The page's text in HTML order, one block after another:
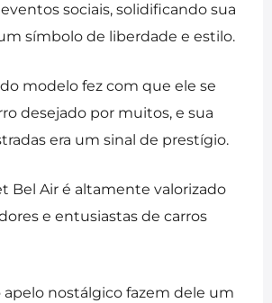
sociais, solidificando sua
símbolo de liberdade e estilo.
modelo fez com que ele se
desejado por muitos, e sua
era um sinal de prestígio.
Bel Air é altamente valorizado
e entusiastas de carros
apelo nostálgico fazem dele um